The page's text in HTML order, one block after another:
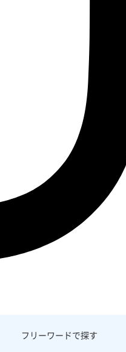
フリーワードで探す